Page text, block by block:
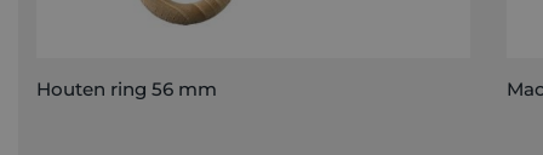
Houten ring 56 mm